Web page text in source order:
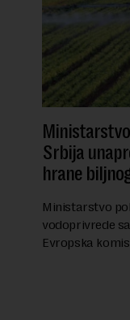
Srbija
hrane
Ministarstvo
vodoprivrede
Evropska